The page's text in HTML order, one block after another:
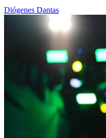
Diógenes Dantas